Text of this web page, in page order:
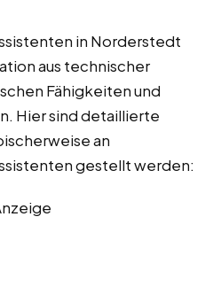
in Norderstedt
aus technischer
Fähigkeiten und
Hier sind detaillierte
an
gestellt werden: